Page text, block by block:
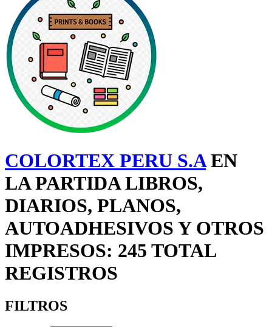
COLORTEX PERU S.AEN
LA PARTIDA LIBROS,
DIARIOS, PLANOS,
AUTOADHESIVOS Y OTROS
IMPRESOS: 245 TOTAL
REGISTROS
FILTROS